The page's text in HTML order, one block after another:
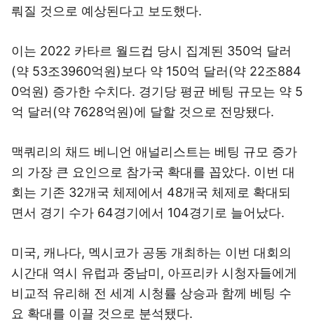
뤄질 것으로 예상된다고 보도했다.
이는 2022 카타르 월드컵 당시 집계된 350억 달러
(약 53조3960억원)보다 약 150억 달러(약 22조884
0억원) 증가한 수치다. 경기당 평균 베팅 규모는 약 5
억 달러(약 7628억원)에 달할 것으로 전망됐다.
맥쿼리의 채드 베니언 애널리스트는 베팅 규모 증가
의 가장 큰 요인으로 참가국 확대를 꼽았다. 이번 대
회는 기존 32개국 체제에서 48개국 체제로 확대되
면서 경기 수가 64경기에서 104경기로 늘어났다.
미국, 캐나다, 멕시코가 공동 개최하는 이번 대회의
시간대 역시 유럽과 중남미, 아프리카 시청자들에게
비교적 유리해 전 세계 시청률 상승과 함께 베팅 수
요 확대를 이끌 것으로 분석됐다.